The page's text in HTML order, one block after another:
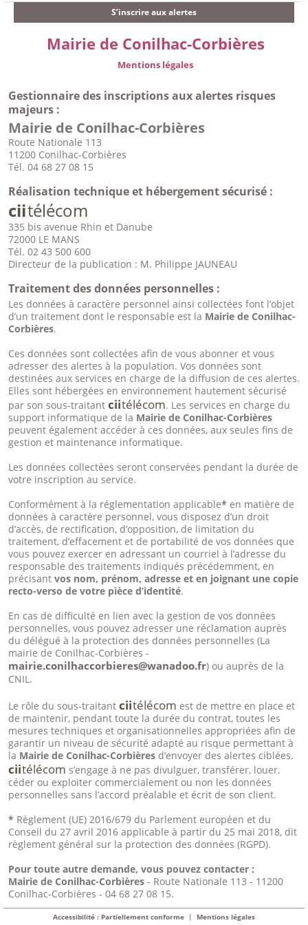
S’inscrire aux alertes
Mairie de Conilhac-Corbières
Mentions légales
Gestionnaire des inscriptions aux alertes risques
majeurs :
Mairie de Conilhac-Corbières
Route Nationale 113
11200 Conilhac-Corbières
Tél. 04 68 27 08 15
Réalisation technique et hébergement sécurisé :
ciitélécom
335 bis avenue Rhin et Danube
72000 LE MANS
Tél. 02 43 500 600
Directeur de la publication : M. Philippe JAUNEAU
Traitement des données personnelles :
Les données à caractère personnel ainsi collectées font l’objet
d’un traitement dont le responsable est la Mairie de Conilhac-
Corbières.
Ces données sont collectées afin de vous abonner et vous
adresser des alertes à la population. Vos données sont
destinées aux services en charge de la diffusion de ces alertes.
Elles sont hébergées en environnement hautement sécurisé
par son sous-traitant ciitélécom. Les services en charge du
support informatique de la Mairie de Conilhac-Corbières
peuvent également accéder à ces données, aux seules fins de
gestion et maintenance informatique.
Les données collectées seront conservées pendant la durée de
votre inscription au service.
Conformément à la réglementation applicable* en matière de
données à caractère personnel, vous disposez d’un droit
d’accès, de rectification, d’opposition, de limitation du
traitement, d’effacement et de portabilité de vos données que
vous pouvez exercer en adressant un courriel à l’adresse du
responsable des traitements indiqués précédemment, en
précisant vos nom, prénom, adresse et en joignant une copie
recto-verso de votre pièce d’identité.
En cas de difficulté en lien avec la gestion de vos données
personnelles, vous pouvez adresser une réclamation auprès
du délégué à la protection des données personnelles (La
mairie de Conilhac-Corbières -
mairie.conilhaccorbieres@wanadoo.fr) ou auprès de la
CNIL.
Le rôle du sous-traitant ciitélécom est de mettre en place et
de maintenir, pendant toute la durée du contrat, toutes les
mesures techniques et organisationnelles appropriées afin de
garantir un niveau de sécurité adapté au risque permettant à
la Mairie de Conilhac-Corbièresd’envoyer des alertes ciblées.
ciitélécom s’engage à ne pas divulguer, transférer, louer,
céder ou exploiter commercialement ou non les données
personnelles sans l’accord préalable et écrit de son client.
* Règlement (UE) 2016/679 du Parlement européen et du
Conseil du 27 avril 2016 applicable à partir du 25 mai 2018, dit
règlement général sur la protection des données (RGPD).
Pour toute autre demande, vous pouvez contacter :
Mairie de Conilhac-Corbières- Route Nationale 113 - 11200
Conilhac-Corbières - 04 68 27 08 15.
Accessibilité : Partiellement conforme| Mentions légales